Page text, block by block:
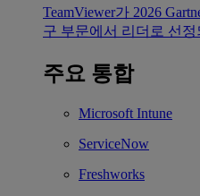
TeamViewer가 2026
구 부문에서 리더로 선
주요 통합
Microsoft Intune
ServiceNow
Freshworks